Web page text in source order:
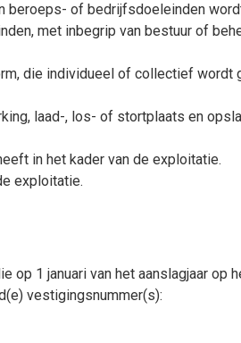
beroeps- of bedrijfsdoeleinden
met inbegrip van bestuur of
die individueel of collectief wordt
laad-, los- of stortplaats en
in het kader van de exploitatie.
exploitatie.
op 1 januari van het aanslagjaar op
vestigingsnummer(s):